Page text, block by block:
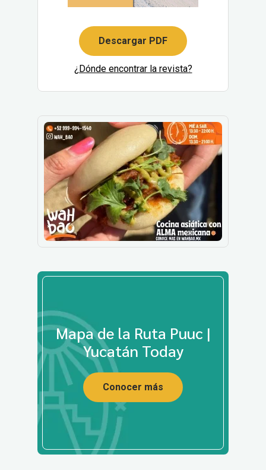
Descargar PDF
¿Dónde encontrar la revista?
Mapa de la Ruta Puuc |
Yucatán Today
Conocer más